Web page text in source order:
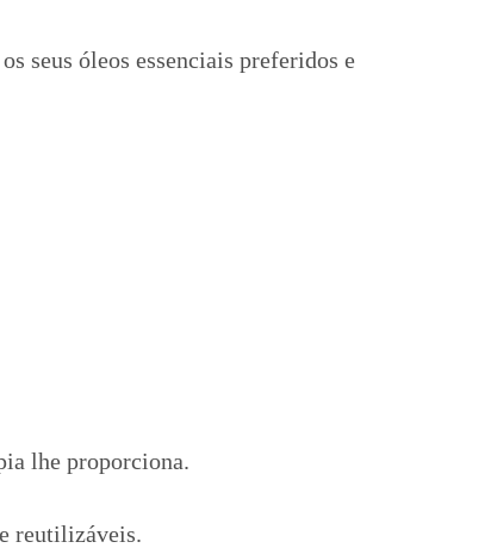
seus óleos essenciais preferidos e
lhe proporciona.
reutilizáveis.